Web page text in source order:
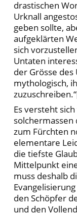
drastischen
Urknall
geben sollte,
aufgeklärten
sich
Untaten
der Grösse
mythologisch,
Es versteht
zum Fürchten
elementare
die tiefste
Mittelpunkt
muss deshalb
den Schöpfer
und den